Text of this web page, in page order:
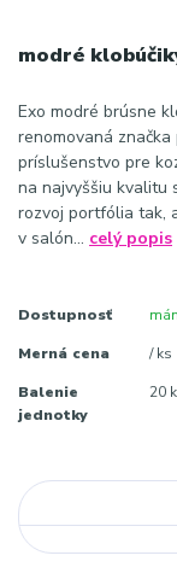
modré
Exo modré brúsne
renomovaná
príslušenstvo pre
na najvyššiu kvalitu
rozvoj portfólia tak,
v salón... celý popis
Dostupnosť
Merná cena / ks
Balenie
jednotky
20